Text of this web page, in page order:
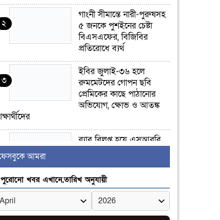
২
গাংনী সীমান্তে নারী-পুরুষসহ
৫ জনকে পুশইনের চেষ্টা
বিএসএফের, বিজিবির
প্রতিরোধে ব্যর্থ
৩
ইবির জুলাই-৩৬ হলে
রুমমেটদের গোপন ছবি
প্রেমিকের কাছে পাঠানোর
অভিযোগ, ক্ষোভ ও আতঙ্ক
৪
র‍্যাব বিলুপ্ত হয়ে এসআরবি,
৫
খোকসায় বিএনপি নেতা
নাফিজ আহমেদ রাজুর ওপর
সশস্ত্র হামলা, গুরুতর আহত
আমরা
পুরোনো খবর এখানে,তারিখ অনুযায়ী